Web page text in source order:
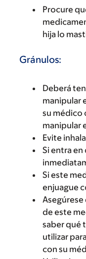
Procure
hija lo
Gránulos:
Deberá
manipular
su médico
manipular
Evite
Si entra
Si este
enjuague
Asegúrese
de este
saber qué
utilizar
con su